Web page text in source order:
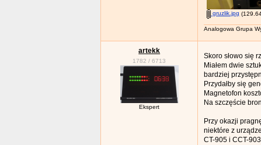
gruzlik.jpg
Analogowa Grupa
artekk
1782 /6713
Ekspert
Skoro słowo się
Miałem dwie
bardziej
Przydałby się
Magnetofon
Na szczęście
Przy okazji
niektóre z
CT-905 i CCT-